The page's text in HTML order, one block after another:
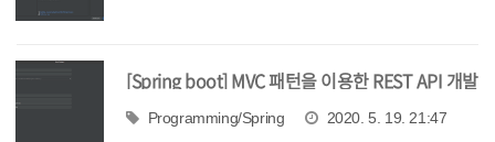
[Spring boot] MVC 패턴을 이용한 REST API 개발
Programming/Spring 2020. 5. 19. 21:47